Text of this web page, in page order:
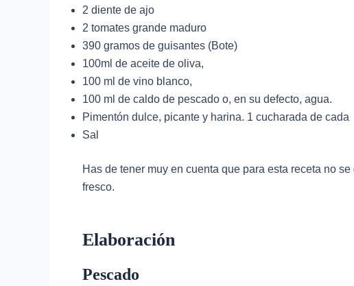
2 diente de ajo
2 tomates grande maduro
390 gramos de guisantes (Bote)
100ml de aceite de oliva,
100 ml de vino blanco,
100 ml de caldo de pescado o, en su defecto, agua.
Pimentón dulce, picante y harina. 1 cucharada de cada
Sal
Has de tener muy en cuenta que para esta receta no
fresco.
Elaboración
Pescado